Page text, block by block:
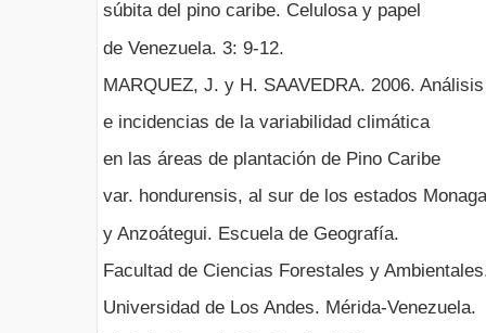
súbita del pino caribe. Celulosa y papel
de Venezuela. 3: 9-12.
MARQUEZ, J. y H. SAAVEDRA. 2006. Análisis
e incidencias de la variabilidad climática
en las áreas de plantación de Pino Caribe
var. hondurensis, al sur de los estados
y Anzoátegui. Escuela de Geografía.
Facultad de Ciencias Forestales y
Universidad de Los Andes. Mérida-Venezuela.